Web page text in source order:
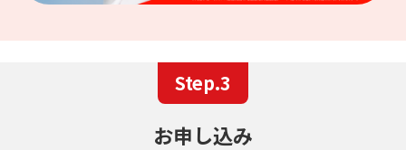
Step.3
お申し込み